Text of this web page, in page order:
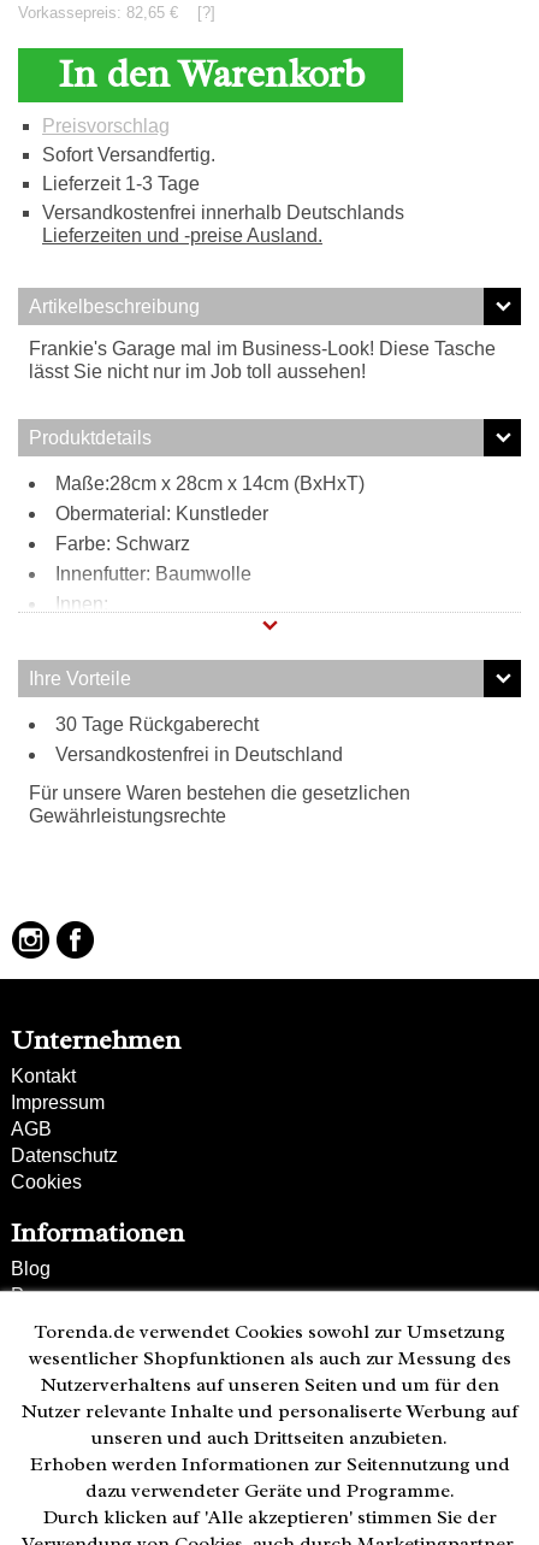
Vorkassepreis: 82,65 € [?]
In den Warenkorb
Preisvorschlag
Sofort Versandfertig.
Lieferzeit 1-3 Tage
Versandkostenfrei innerhalb Deutschlands
Lieferzeiten und -preise Ausland.
Artikelbeschreibung
Frankie's Garage mal im Business-Look! Diese Tasche
lässt Sie nicht nur im Job toll aussehen!
Produktdetails
Maße:28cm x 28cm x 14cm (BxHxT)
Obermaterial: Kunstleder
Farbe: Schwarz
Innenfutter: Baumwolle
Innen:
2 Hauptfächer getrennt durch ein
Reißverschlussfach
ein weiteres Reißverschlussfach
2 Steckfächer
2 Stifthalter
Tragweise:
Schultergurt
Ihre Vorteile
30 Tage Rückgaberecht
Versandkostenfrei in Deutschland
Für unsere Waren bestehen die gesetzlichen
Gewährleistungsrechte
Unternehmen
Kontakt
Impressum
AGB
Datenschutz
Cookies
Informationen
Blog
Presse
Partner
Versand und Zahlung
Bestellung wiederrufen
Kunden-Hotline
(040) 244 249-49
Mo - Fr 08:00 - 18:00
Zahlweisen:
Torenda.de verwendet Cookies sowohl zur Umsetzung
wesentlicher Shopfunktionen als auch zur Messung des
Nutzerverhaltens auf unseren Seiten und um für den
Nutzer relevante Inhalte und personaliserte Werbung auf
unseren und auch Drittseiten anzubieten.
Erhoben werden Informationen zur Seitennutzung und
dazu verwendeter Geräte und Programme.
Durch klicken auf 'Alle akzeptieren' stimmen Sie der